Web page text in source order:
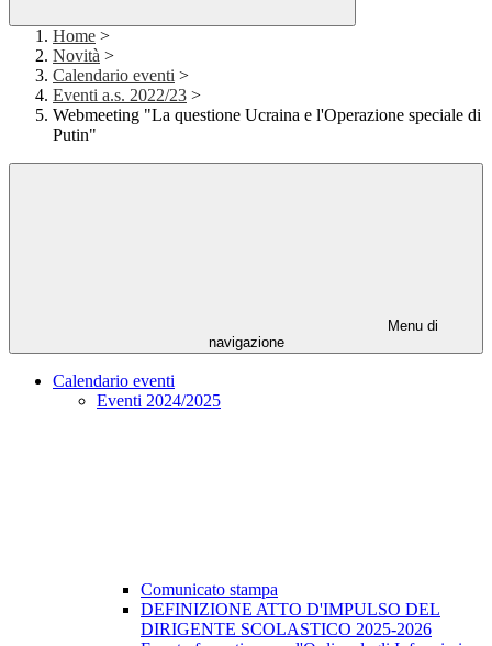
Home >
Novità >
Calendario eventi >
Eventi a.s. 2022/23 >
Webmeeting "La questione Ucraina e l'Operazione speciale di
Putin"
Menu di
navigazione
Calendario eventi
Eventi 2024/2025
Comunicato stampa
DEFINIZIONE ATTO D'IMPULSO DEL
DIRIGENTE SCOLASTICO 2025-2026